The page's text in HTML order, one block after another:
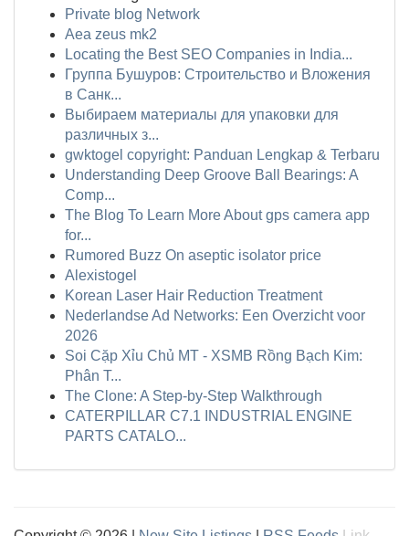
Private blog Network
Aea zeus mk2
Locating the Best SEO Companies in India...
Группа Бушуров: Строительство и Вложения
в Санк...
Выбираем материалы для упаковки для
различных з...
gwktogel copyright: Panduan Lengkap & Terbaru
Understanding Deep Groove Ball Bearings: A
Comp...
The Blog To Learn More About gps camera app
for...
Rumored Buzz On aseptic isolator price
Alexistogel
Korean Laser Hair Reduction Treatment
Nederlandse Ad Networks: Een Overzicht voor
2026
Soi Cặp Xỉu Chủ MT - XSMB Rồng Bạch Kim:
Phân T...
The Clone: A Step-by-Step Walkthrough
CATERPILLAR C7.1 INDUSTRIAL ENGINE
PARTS CATALO...